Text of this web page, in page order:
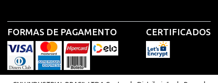
FORMAS DE PAGAMENTO CERTIFICADOS